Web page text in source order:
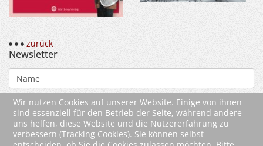
zurück
Newsletter
Wir nutzen Cookies auf unserer Website. Einige von ihnen
sind essenziell für den Betrieb der Seite, während andere
uns helfen, diese Website und die Nutzererfahrung zu
verbessern (Tracking Cookies). Sie können selbst